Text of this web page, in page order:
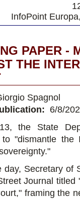
InfoPoint
PAPER -
THE
Spagnol
6/8/
the State
to "dismantle the
day, Secretary of
Journal titled
framing the